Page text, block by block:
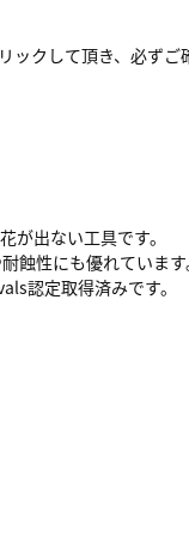
クして頂き、必ずご
が出ない工具です。
蝕性にも優れています
認定取得済みです。